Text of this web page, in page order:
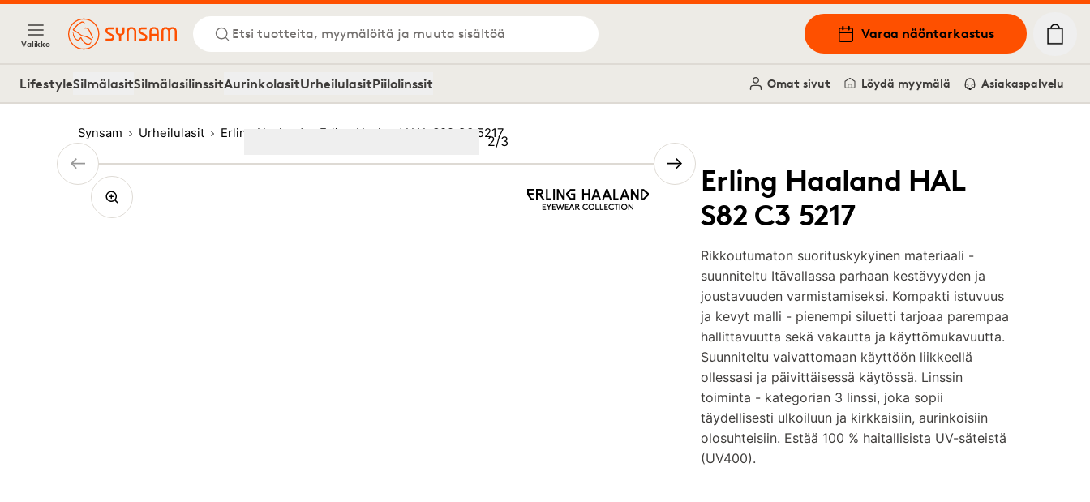
Valikko
Etsi tuotteita, myymälöitä ja muuta sisältöä Varaa näöntarkastus
LifestyleSilmälasitSilmälasilinssitAurinkolasitUrheilulasitPiilolinssit Omat sivut Löydä myymälä Asiakaspalvelu
Synsam Urheilulasit Erling Haaland Erling Haaland HAL S82 C3 5217
Erling Haaland HAL
S82 C3 5217
Rikkoutumaton suorituskykyinen materiaali -
suunniteltu Itävallassa parhaan kestävyyden ja
joustavuuden varmistamiseksi. Kompakti istuvuus
ja kevyt malli - pienempi siluetti tarjoaa parempaa
hallittavuutta sekä vakautta ja käyttömukavuutta.
Suunniteltu vaivattomaan käyttöön liikkeellä
ollessasi ja päivittäisessä käytössä. Linssin
toiminta - kategorian 3 linssi, joka sopii
täydellisesti ulkoiluun ja kirkkaisiin, aurinkoisiin
olosuhteisiin. Estää 100 % haitallisista UV-säteistä
(UV400).
Kuva
2/3
3